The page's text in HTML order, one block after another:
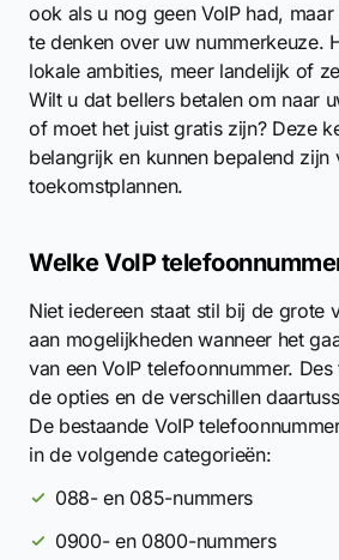
ook als u nog geen VoIP had,
te denken over uw nummerkeuze.
lokale ambities, meer landelijk of
Wilt u dat bellers betalen om naar
of moet het juist gratis zijn? Deze
belangrijk en kunnen bepalend zijn
toekomstplannen.
Welke VoIP
Niet iedereen staat stil bij de grote
aan mogelijkheden wanneer het
van een VoIP telefoonnummer.
de opties en de verschillen
De bestaande VoIP
in de volgende categorieën:
088- en 085-nummers
0900- en 0800-nummers